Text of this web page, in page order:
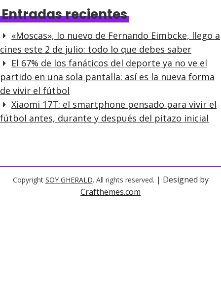
Entradas recientes
«Moscas», lo nuevo de Fernando Eimbcke, llego a
cines este 2 de julio: todo lo que debes saber
El 67% de los fanáticos del deporte ya no ve el
partido en una sola pantalla: así es la nueva forma
de vivir el fútbol
Xiaomi 17T: el smartphone pensado para vivir el
fútbol antes, durante y después del pitazo inicial
Copyright SOY GHERALD. All rights reserved. | Designed by
Crafthemes.com